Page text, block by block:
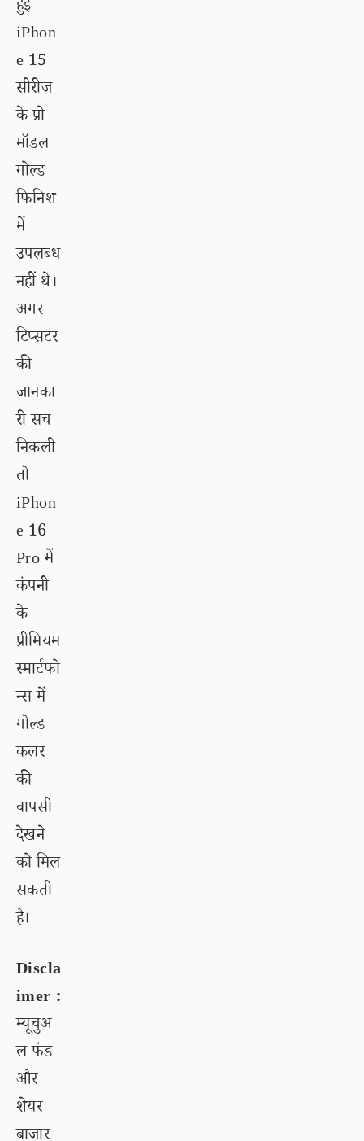
हुई
iPhon
e 15
सीरीज
के प्रो
मॉडल
गोल्ड
फिनिश
में
उपलब्ध
नहीं थे।
अगर
टिप्सटर
की
जानका
री सच
निकली
तो
iPhon
e 16
Pro में
कंपनी
के
प्रीमियम
स्मार्टफो
न्स में
गोल्ड
कलर
की
वापसी
देखने
को मिल
सकती
है।
Discla
imer :
म्यूचुअ
ल फंड
और
शेयर